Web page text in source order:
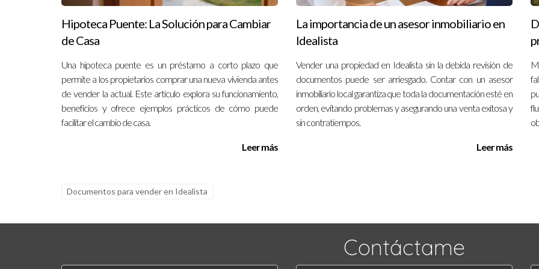
Hipoteca Puente: La Solución para Cambiar
de Casa
Una hipoteca puente es un préstamo a corto plazo que
permite a los propietarios comprar una nueva vivienda antes
de vender la actual. Este artículo explora su funcionamiento,
beneficios y ofrece ejemplos prácticos de cómo puede
facilitar el cambio de casa.
Leer más
La importancia de un asesor inmobiliario en
Idealista
Vender una propiedad en Idealista sin la debida revisión de
documentos puede ser arriesgado. Contar con un asesor
inmobiliario local garantiza que toda la documentación esté en
orden, evitando problemas y asegurando una venta exitosa y
sin contratiempos.
Leer más
Documentos para vender en Idealista
Contáctame